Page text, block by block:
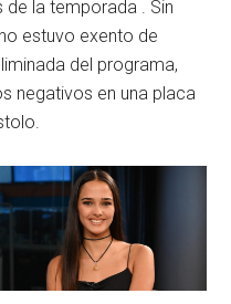
la temporada . Sin
estuvo exento de
del programa,
negativos en una placa